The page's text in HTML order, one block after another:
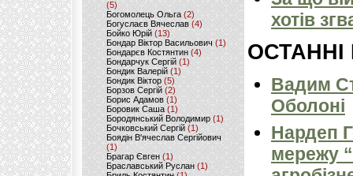
(5)
Богомолець Ольга (2)
Богуслаєв Вячеслав (4)
Бойко Юрій (13)
Бондар Віктор Васильович (1)
Бондарєв Костянтин (4)
Бондарчук Сергій(1)
Бондик Валерій (1)
Бондик Віктор(5)
Борзов Сергiй (2)
Борис Адамов(1)
Боровик Саша (1)
Бородянський Володимир (1)
Бочковський Сергій (1)
Боядін В'ячеслав Сергійович
(1)
Брагар Євген (1)
Браславський Руслан (1)
хотів
ОСТАННІ
Вадим
Оболоні
Нардеп
мережу